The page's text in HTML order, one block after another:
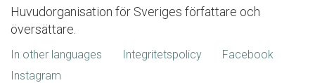
Huvudorganisation för Sveriges författare och
översättare.
In other languages Integritetspolicy
Facebook
Instagram